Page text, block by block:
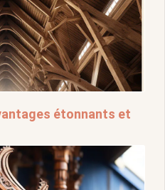
étonnants et